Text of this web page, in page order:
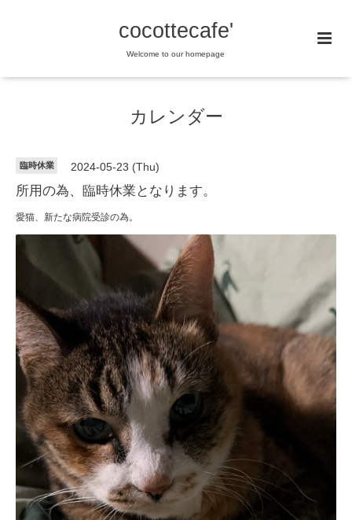
cocottecafe'
Welcome to our homepage
カレンダー
臨時休業 2024-05-23 (Thu)
所用の為、臨時休業となります。
愛猫、新たな病院受診の為。